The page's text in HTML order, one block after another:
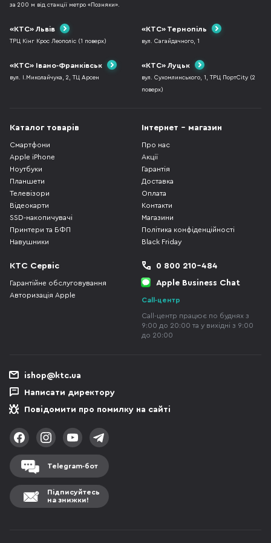
за 200 м від станції метро «Позняки».
«КТС» Львів
ТРЦ Кінг Крос Леополіс (1 поверх)
«КТС» Тернопіль
вул. Сагайдачного, 1
«КТС» Івано-Франківськ
вул. І.Миколайчука, 2, ТЦ Арсен
«КТС» Луцьк
вул. Сухомлинського, 1, ТРЦ ПортCity (2
поверх)
Каталог товарів
Смартфони
Apple iPhone
Ноутбуки
Планшети
Телевізори
Відеокарти
SSD-накопичувачі
Принтери та БФП
Навушники
Інтернет - магазин
Про нас
Акції
Гарантія
Доставка
Оплата
Контакти
Магазини
Політика конфіденційності
Black Friday
КТС Сервіс
Гарантійне обслуговування
Авторизація Apple
0 800 210-484
Apple Business Chat
Call-центр
Call-центр працює по буднях з
9:00 до 20:00 та у вихідні з 9:00
до 20:00
ishop@ktc.ua
Написати директору
Повідомити про помилку на сайті
Telegram-бот
Підписуйтесь
на знижки!